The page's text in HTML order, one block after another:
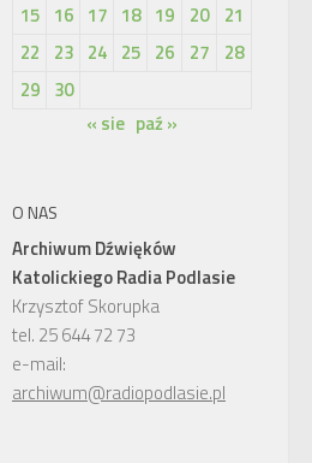
15 16 17 18 19 20
21
22
23 24 25 26 27
28
29 30
« sie paź »
O NAS
Archiwum Dźwięków
Katolickiego Radia Podlasie
Krzysztof Skorupka
tel. 25 644 72 73
e-mail:
archiwum@radiopodlasie.pl